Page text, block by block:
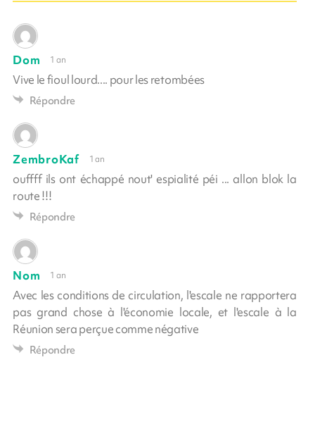
Dom 1 an
Vive le fioul lourd.... pour les retombées
Répondre
ZembroKaf 1 an
ouffff ils ont échappé nout' espialité péi ... allon blok la
route !!!
Répondre
Nom 1 an
Avec les conditions de circulation, l'escale ne rapportera
pas grand chose à l'économie locale, et l'escale à la
Réunion sera perçue comme négative
Répondre